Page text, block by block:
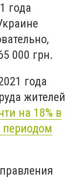
года
000 грн.
года
жителей
на 18% в